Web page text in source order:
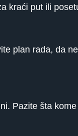
kraći put ili
plan rada, da
Pazite šta